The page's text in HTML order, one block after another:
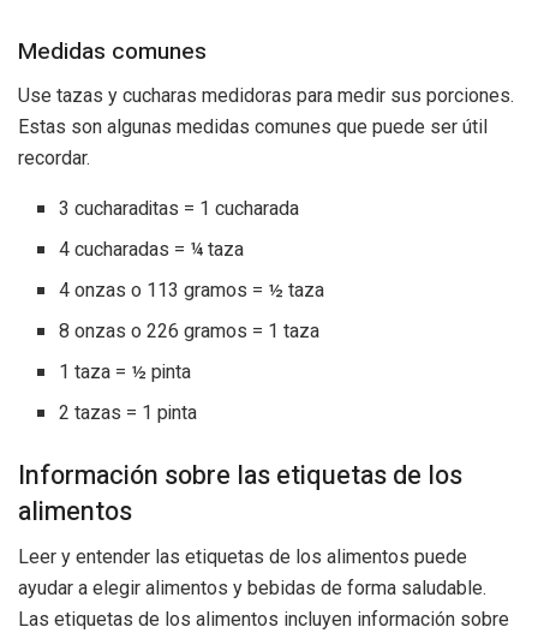
Medidas comunes
Use tazas y cucharas medidoras para medir sus porciones.
Estas son algunas medidas comunes que puede ser útil
recordar.
3 cucharaditas = 1 cucharada
4 cucharadas = ¼ taza
4 onzas o 113 gramos = ½ taza
8 onzas o 226 gramos = 1 taza
1 taza = ½ pinta
2 tazas = 1 pinta
Información sobre las etiquetas de los
alimentos
Leer y entender las etiquetas de los alimentos puede
ayudar a elegir alimentos y bebidas de forma saludable.
Las etiquetas de los alimentos incluyen información sobre